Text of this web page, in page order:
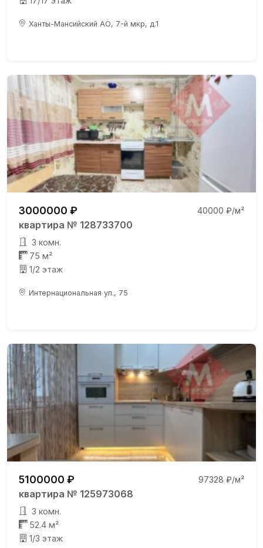
Ханты-Мансийский АО, 7-й мкр, д.1
3000000 ₽ 40000 ₽/м²
квартира № 128733700
3 комн.
75 м²
1/2 этаж
Интернациональная ул., 75
5100000 ₽ 97328 ₽/м²
квартира № 125973068
3 комн.
52.4 м²
1/3 этаж